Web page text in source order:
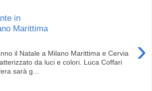
in
Marittima
›
il Natale a Milano Marittima e Cervia
da luci e colori. Luca Coffari
sarà g...